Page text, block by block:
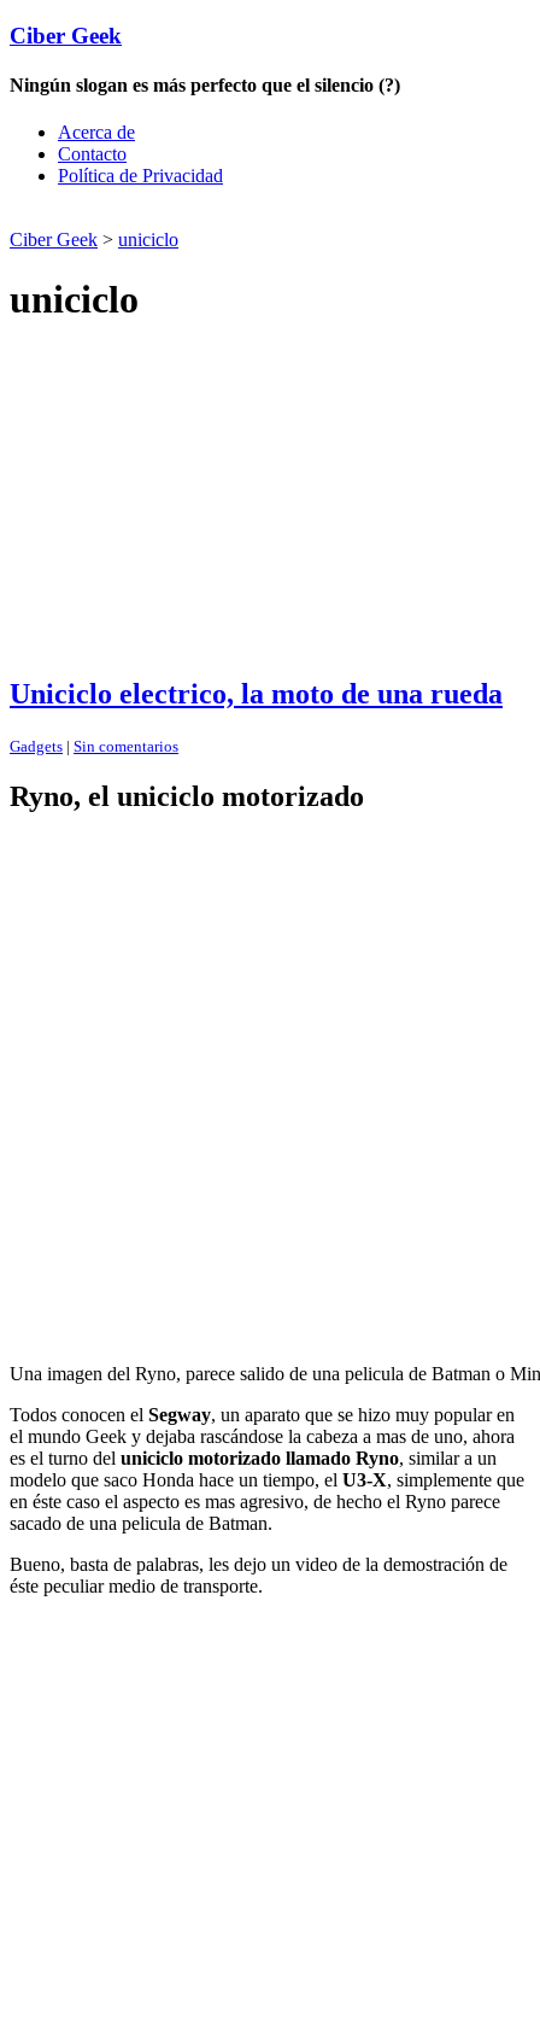
Ciber Geek
Ningún slogan es más perfecto que el silencio (?)
Acerca de
Contacto
Política de Privacidad
Ciber Geek > uniciclo
uniciclo
Uniciclo electrico, la moto de una rueda
Gadgets | Sin comentarios
Ryno, el uniciclo motorizado
Una imagen del Ryno, parece salido de una pelicula de Batman o
Todos conocen el Segway, un aparato que se hizo muy popular en
el mundo Geek y dejaba rascándose la cabeza a mas de uno, ahora
es el turno del uniciclo motorizado llamado Ryno, similar a un
modelo que saco Honda hace un tiempo, el U3-X, simplemente que
en éste caso el aspecto es mas agresivo, de hecho el Ryno parece
sacado de una pelicula de Batman.
Bueno, basta de palabras, les dejo un video de la demostración de
éste peculiar medio de transporte.